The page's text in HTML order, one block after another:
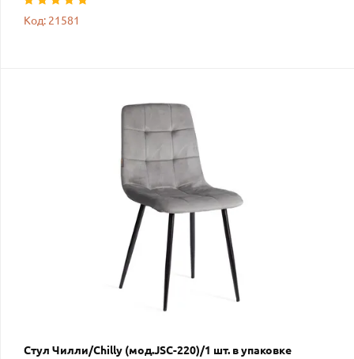
Код: 21581
Стул Чилли/Chilly (мод.JSC-220)/1 шт. в упаковке